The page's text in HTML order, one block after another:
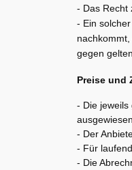
- Das Recht
- Ein
gegen
Preise und
- Die jeweils
- Der
- Für
- Die